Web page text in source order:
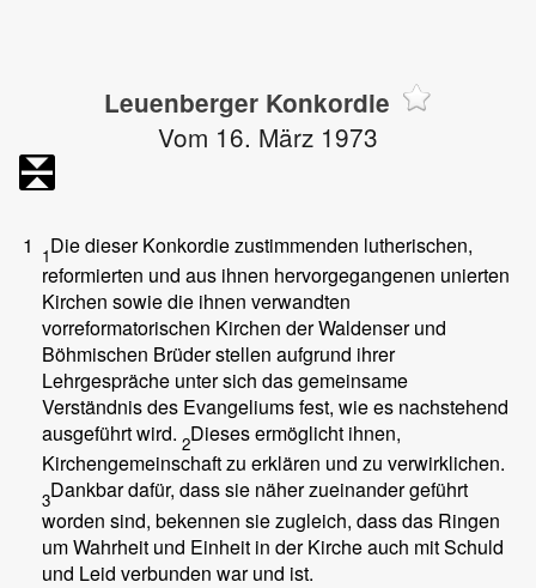
Leuenberger Konkordie
Vom 16. März 1973
1 1Die dieser Konkordie zustimmenden lutherischen,
reformierten und aus ihnen hervorgegangenen unierten
Kirchen sowie die ihnen verwandten
vorreformatorischen Kirchen der Waldenser und
Böhmischen Brüder stellen aufgrund ihrer
Lehrgespräche unter sich das gemeinsame
Verständnis des Evangeliums fest, wie es nachstehend
ausgeführt wird. 2Dieses ermöglicht ihnen,
Kirchengemeinschaft zu erklären und zu verwirklichen.
3Dankbar dafür, dass sie näher zueinander geführt
worden sind, bekennen sie zugleich, dass das Ringen
um Wahrheit und Einheit in der Kirche auch mit Schuld
und Leid verbunden war und ist.